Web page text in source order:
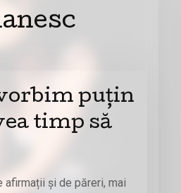
puțin
timp să
și de păreri, mai